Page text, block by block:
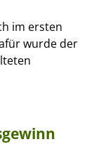
im ersten
wurde der